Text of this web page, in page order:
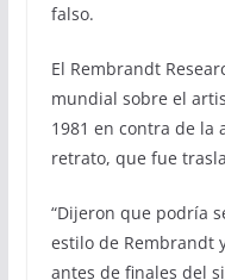
falso.
El Rembrandt
mundial sobre el
1981 en contra de
retrato, que fue
“Dijeron que podría
estilo de Rembrandt
antes de finales del